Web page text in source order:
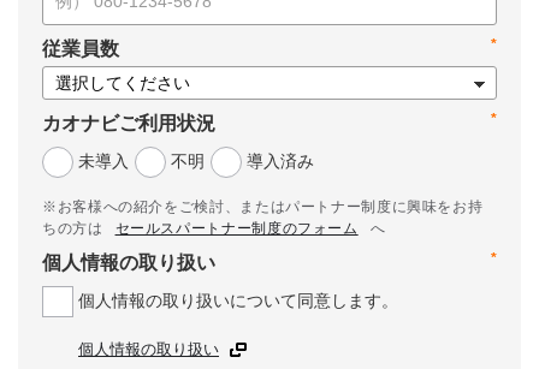
*
従業員数
*
カオナビご利用状況
未導入
不明 導入済み
※お客様への紹介をご検討、またはパートナー制度に興味をお持
ちの方は
セールスパートナー制度のフォーム
へ
*
個人情報の取り扱い
個人情報の取り扱いについて同意します。
個人情報の取り扱い